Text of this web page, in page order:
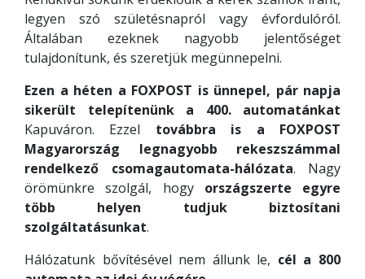
legyen szó születésnapról vagy évfordulóról.
Általában ezeknek nagyobb jelentőséget
tulajdonítunk, és szeretjük megünnepelni.
Ezen a héten a FOXPOST is ünnepel, pár napja
sikerült telepítenünk a 400. automatánkat
Kapuváron. Ezzel továbbra is a FOXPOST
Magyarország legnagyobb rekeszszámmal
rendelkező csomagautomata-hálózata. Nagy
örömünkre szolgál, hogy országszerte egyre
több helyen tudjuk biztosítani
szolgáltatásunkat.
Hálózatunk bővítésével nem állunk le, cél a 800